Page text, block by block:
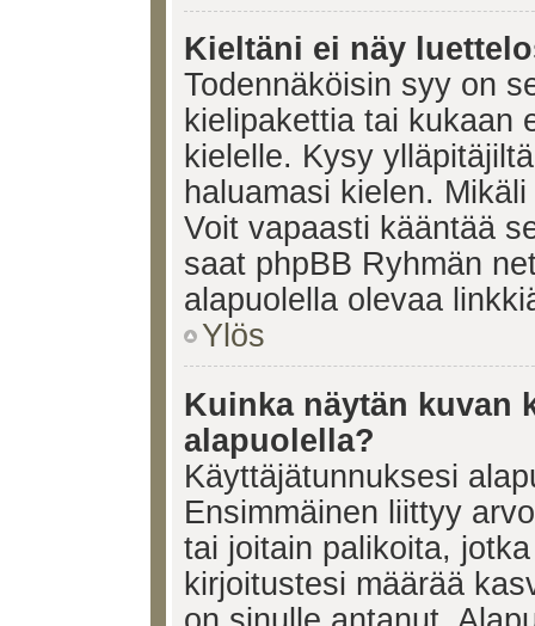
Kieltäni ei näy
Todennäköisin syy on
kielipakettia tai kukaan
kielelle. Kysy
haluamasi kielen.
Voit vapaasti kääntää
saat phpBB Ryhmän
alapuolella olevaa
Ylös
Kuinka näytän kuvan
alapuolella?
Käyttäjätunnuksesi
Ensimmäinen liittyy
tai joitain palikoita,
kirjoitustesi määrää